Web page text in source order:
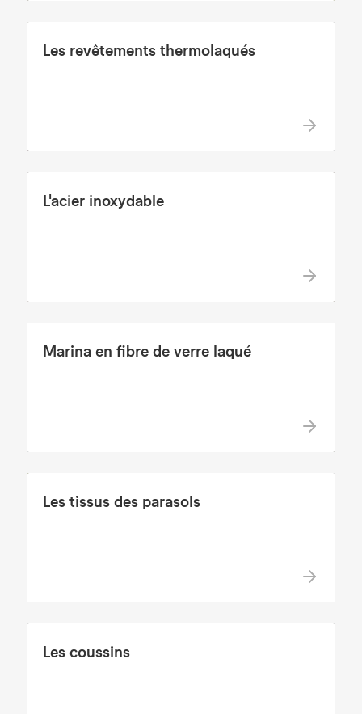
Les revêtements thermolaqués
L'acier inoxydable
Marina en fibre de verre laqué
Les tissus des parasols
Les coussins